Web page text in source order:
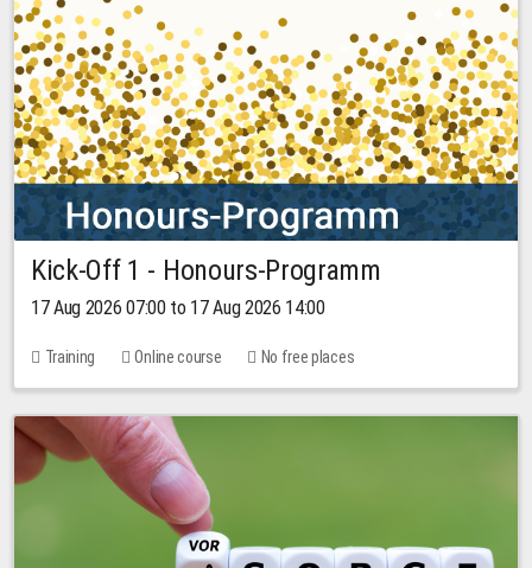
Kick-Off 1 - Honours-Programm
17 Aug 2026 07:00 to 17 Aug 2026 14:00
Training Online course No free places